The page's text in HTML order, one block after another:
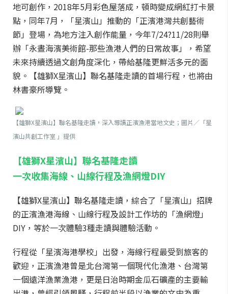
地可創作，2018年5月彩色屋落成，頓時變成網紅打卡景
點，同年7月，「星濱山」推動的「正濱港灣共創藝術
節」登場，為地方注入創作能量，今年7/24?11/28則舉
辦「永晝海濱美術館-那些漁港人們的日常故事」，希望
未來持續透過文創角度深化，帶給基隆更鮮活多元的面
貌。【雄獅X星濱山】聯名基隆走讀的首場行程，也將由
林書豪所導覽。
【雄獅X星濱山】聯名基隆走讀，深入導讀正濱漁港當地文史；圖片／「星
濱山共創工作室 」提供
【雄獅X星濱山】聯名基隆走讀
一次收集海線、山線行程及漁網燈DIY
【雄獅X星濱山】聯名基隆走讀，綜合了「星濱山」招牌
的正濱漁港海線、山線行程及設計工作坊的「漁網燈」
DIY，等於一次體驗3種走讀與體驗活動。
行程從「星濱海港學校」出發，海線行程最受到旅客的
歡迎，正濱漁港曾是北台灣第一個現代化漁港、台灣第
一個遠洋漁業漁港，更是日治時期金瓜石礦產的主要輸